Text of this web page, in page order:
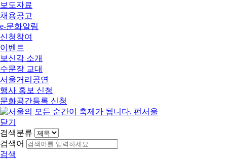
보도자료
채용공고
e-문화알림
신청참여
이벤트
보신각 소개
수문장 교대
서울거리공연
행사 홍보 신청
문화공간등록 신청
닫기
검색분류
검색어
검색